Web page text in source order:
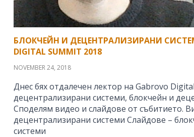
БЛОКЧЕЙН И ДЕЦЕНТРАЛИЗИРАНИ
DIGITAL SUMMIT 2018
NOVEMBER 24, 2018
Днес бях отдалечен лектор на Gabrovo
децентрализирани системи, блокчейн и
Споделям видео и слайдове от събитието.
децентрализирани системи Слайдове –
системи